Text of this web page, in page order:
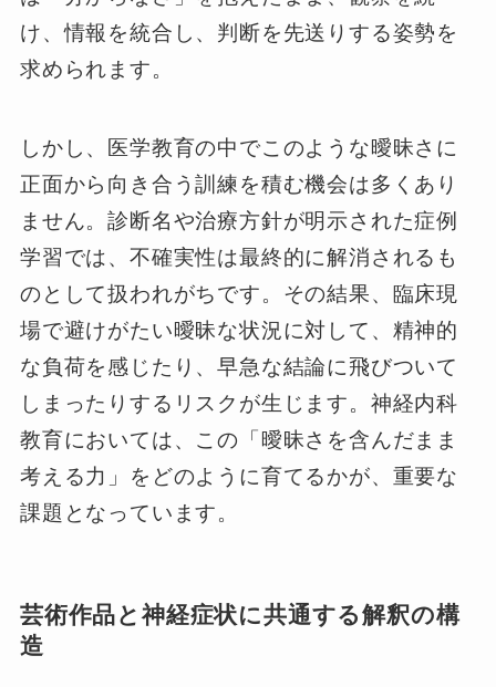
け、情報を統合し、判断を先送りする姿勢を
求められます。
しかし、医学教育の中でこのような曖昧さに
正面から向き合う訓練を積む機会は多くあり
ません。診断名や治療方針が明示された症例
学習では、不確実性は最終的に解消されるも
のとして扱われがちです。その結果、臨床現
場で避けがたい曖昧な状況に対して、精神的
な負荷を感じたり、早急な結論に飛びついて
しまったりするリスクが生じます。神経内科
教育においては、この「曖昧さを含んだまま
考える力」をどのように育てるかが、重要な
課題となっています。
芸術作品と神経症状に共通する解釈の構
造